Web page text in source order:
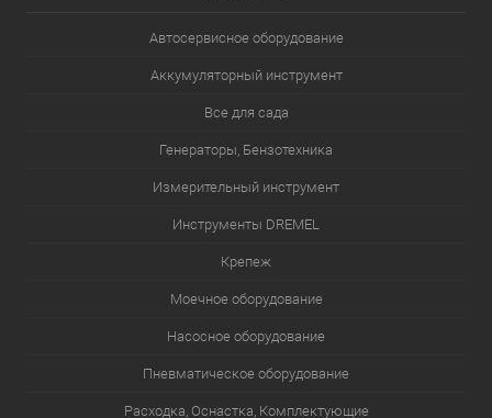
Автосервисное оборудование
Аккумуляторный инструмент
Все для сада
Генераторы, Бензотехника
Измерительный инструмент
Инструменты DREMEL
Крепеж
Моечное оборудование
Насосное оборудование
Пневматическое оборудование
Расходка, Оснастка, Комплектующие